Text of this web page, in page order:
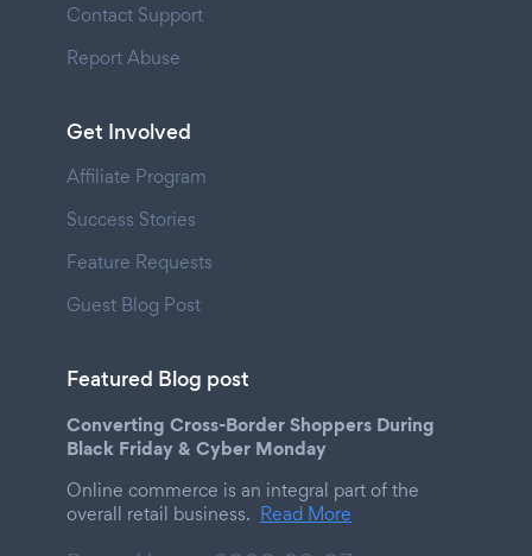
Contact Support
Report Abuse
Get Involved
Affiliate Program
Success Stories
Feature Requests
Guest Blog Post
Featured Blog post
Converting Cross-Border Shoppers During
Black Friday & Cyber Monday
Online commerce is an integral part of the
overall retail business. Read More